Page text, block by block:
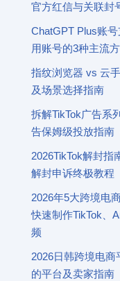
官方红信与关联封
ChatGPT Plus账
用账号的3种主流
指纹浏览器 vs 云
及场景选择指南
拆解TikTok广告系
告保姆级投放指南
2026TikTok解封指
解封申诉终极教程
2026年5大跨境电
快速制作TikTok、
频
2026日韩跨境电
的平台及卖家指南